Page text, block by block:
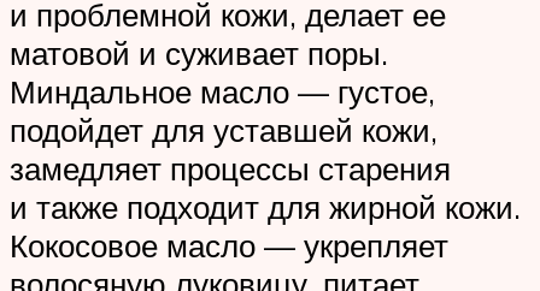
и проблемной кожи, делает ее
матовой и суживает поры.
Миндальное масло — густое,
подойдет для уставшей кожи,
замедляет процессы старения
и также подходит для жирной кожи.
Кокосовое масло — укрепляет